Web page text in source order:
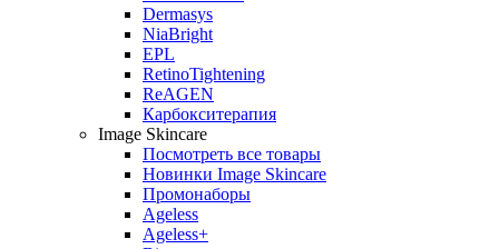
Dermasys
NiaBright
EPL
RetinoTightening
ReAGEN
Карбокситерапия
Image Skincare
Посмотреть все товары
Новинки Image Skincare
Промонаборы
Ageless
Ageless+